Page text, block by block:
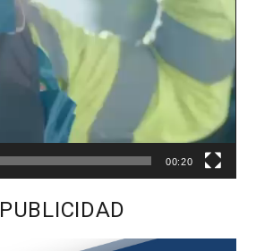
00:20
PUBLICIDAD